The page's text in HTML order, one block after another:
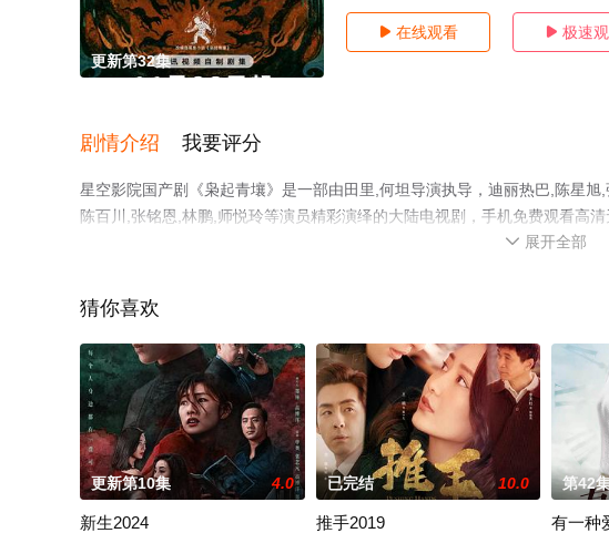
更新第32集
 在线观看  极速
剧情介绍 我要评分
星空影院国产剧《枭起青壤》是一部由田里,何坦导演执导，迪丽热巴,陈星
陈百川,张铭恩,林鹏,师悦玲等演员精彩演绎的大陆电视剧，手机免费观看高
免费观看，更多剧情信息可移步至豆瓣电视剧、电视猫或剧情网等平台了解。
 展开全部
猜你喜欢
更新第10集 4.0
新生2024
已完结 10.0
推手2019
第42
有一种